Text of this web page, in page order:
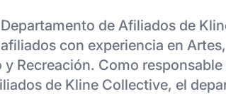
de Afiliados de
con experiencia en Artes,
Recreación. Como responsable
de Kline Collective, el